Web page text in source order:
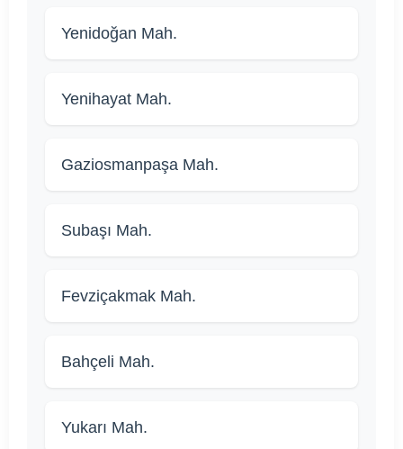
Yenidoğan Mah.
Yenihayat Mah.
Gaziosmanpaşa Mah.
Subaşı Mah.
Fevziçakmak Mah.
Bahçeli Mah.
Yukarı Mah.